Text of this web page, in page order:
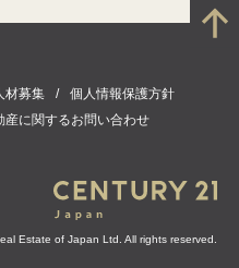
材募集
個人情報保護方針
産に関するお問い合わせ
Estate of Japan Ltd. All rights reserved.